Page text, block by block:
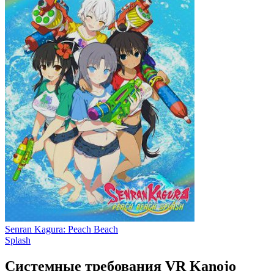
Senran Kagura: Peach Beach
Splash
Системные требования VR Kanojo